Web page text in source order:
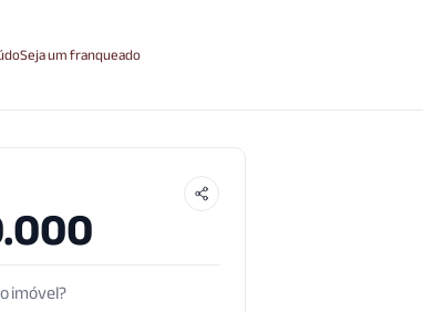
Seja um franqueado
imóvel?